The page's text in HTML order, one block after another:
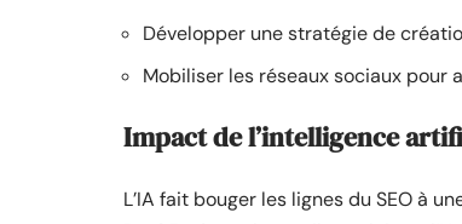
Développer une stratégie de
Mobiliser les réseaux sociaux
Impact de l’intelligence
L’IA fait bouger les lignes du SEO à